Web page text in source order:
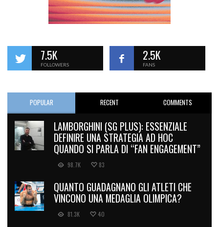
7.5K
FOLLOWERS
2.5K
FANS
POPULAR RECENT COMMENTS
LAMBORGHINI (SG PLUS): ESSENZIALE
DEFINIRE UNA STRATEGIA AD HOC
QUANDO SI PARLA DI “FAN ENGAGEMENT”
98.7K 83
QUANTO GUADAGNANO GLI ATLETI CHE
VINCONO UNA MEDAGLIA OLIMPICA?
81.3K 40